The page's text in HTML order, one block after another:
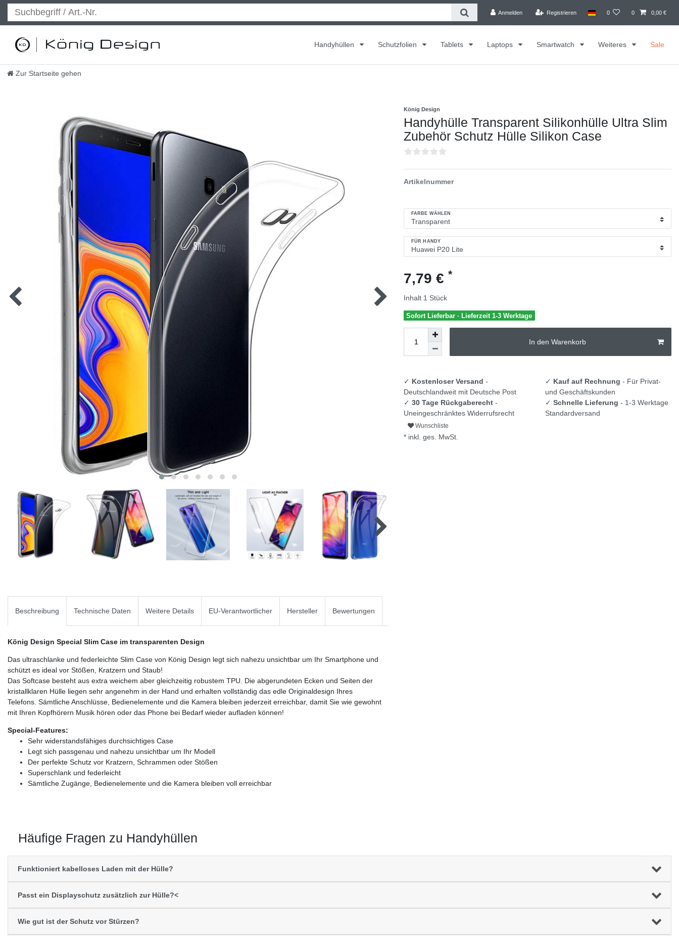
Anmelden Registrieren 0 0 0,00 €
Handyhüllen Schutzfolien Tablets Laptops Smartwatch Weiteres Sale
Zur Startseite gehen
König Design
Handyhülle Transparent Silikonhülle Ultra Slim
Zubehör Schutz Hülle Silikon Case
Artikelnummer
FARBE WÄHLEN
FÜR HANDY
7,79 € *
Inhalt 1 Stück
Sofort Lieferbar · Lieferzeit 1-3 Werktage
In den Warenkorb
✓ Kostenloser Versand -
Deutschlandweit mit Deutsche Post
✓ 30 Tage Rückgaberecht -
Uneingeschränktes Widerrufsrecht
✓ Kauf auf Rechnung - Für Privat-
und Geschäftskunden
✓ Schnelle Lieferung - 1-3 Werktage
Standardversand
Wunschliste
* inkl. ges. MwSt.
Beschreibung Technische Daten Weitere Details EU-Verantwortlicher Hersteller Bewertungen
König Design Special Slim Case im transparenten Design
Das ultraschlanke und federleichte Slim Case von König Design legt sich nahezu unsichtbar um Ihr Smartphone und
schützt es ideal vor Stößen, Kratzern und Staub!
Das Softcase besteht aus extra weichem aber gleichzeitig robustem TPU. Die abgerundeten Ecken und Seiten der
kristallklaren Hülle liegen sehr angenehm in der Hand und erhalten vollständig das edle Originaldesign Ihres
Telefons. Sämtliche Anschlüsse, Bedienelemente und die Kamera bleiben jederzeit erreichbar, damit Sie wie gewohnt
mit Ihren Kopfhörern Musik hören oder das Phone bei Bedarf wieder aufladen können!
Special-Features:
Sehr widerstandsfähiges durchsichtiges Case
Legt sich passgenau und nahezu unsichtbar um Ihr Modell
Der perfekte Schutz vor Kratzern, Schrammen oder Stößen
Superschlank und federleicht
Sämtliche Zugänge, Bedienelemente und die Kamera bleiben voll erreichbar
Häufige Fragen zu Handyhüllen
Funktioniert kabelloses Laden mit der Hülle?
Passt ein Displayschutz zusätzlich zur Hülle?<
Wie gut ist der Schutz vor Stürzen?